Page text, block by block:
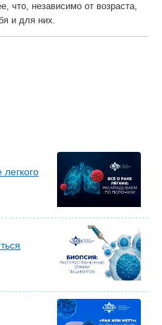
что, независимо от возраста,
и для них.